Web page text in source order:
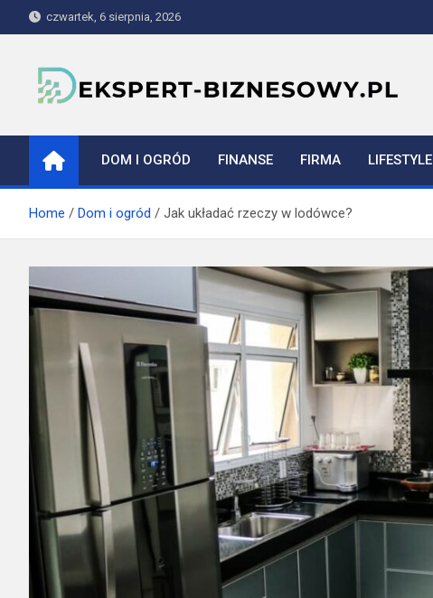
to
czwartek, 6 sierpnia, 2026
ekspert-biznesowy.pl
DOM I OGRÓD FINANSE FIRMA LIFESTYLE
Home Dom i ogród Jak układać rzeczy w lodówce?